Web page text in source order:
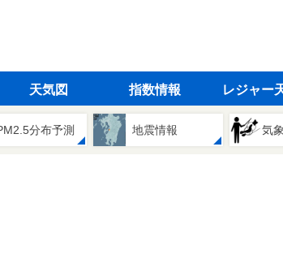
天気図 指数情報 レジャー
分布予測 地震情報 気